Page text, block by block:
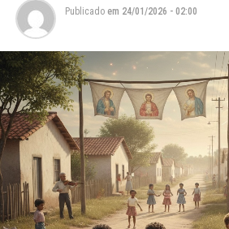
Publicado em 24/01/2026 - 02:00